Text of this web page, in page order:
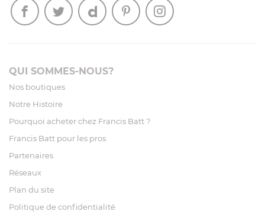
QUI SOMMES-NOUS?
Nos boutiques
Notre Histoire
Pourquoi acheter chez Francis Batt ?
Francis Batt pour les pros
Partenaires
Réseaux
Plan du site
Politique de confidentialité